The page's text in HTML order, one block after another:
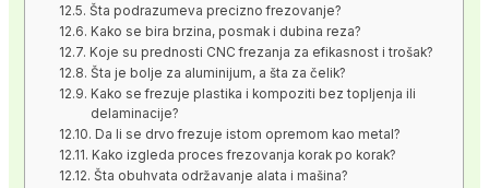
Šta podrazumeva precizno frezovanje?
Kako se bira brzina, posmak i dubina reza?
Koje su prednosti CNC frezanja za efikasnost i trošak?
Šta je bolje za aluminijum, a šta za čelik?
Kako se frezuje plastika i kompoziti bez topljenja ili
delaminacije?
Da li se drvo frezuje istom opremom kao metal?
Kako izgleda proces frezovanja korak po korak?
Šta obuhvata održavanje alata i mašina?